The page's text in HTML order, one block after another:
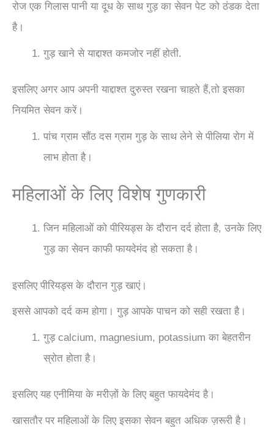
रोज एक गिलास पानी या दूध के साथ गुड़ का सेवन पेट को ठंडक देता
है।
गुड़ खाने से याद्दाश्त कमजोर नहीं होती.
इसलिए अगर आप अपनी याद्दाश्त दुरुस्त रखना चाहते हैं,तो इसका
नियमित सेवन करें।
पांच ग्राम सौंठ दस ग्राम गुड़ के साथ लेने से पीलिया रोग में
लाभ होता है।
महिलाओं के लिए विशेष गुणकारी
जिन महिलाओं को पीरियड्स के दौरान दर्द होता है, उनके लिए
गुड़ का सेवन काफी फायदेमंद हो सकता है।
इसलिए पीरियड्स के दौरान गुड़ खाएं।
इससे आपको दर्द कम होगा। गुड़ आपके पाचन को सही रखता है।
गुड़ calcium, magnesium, potassium का बेहतरीन
स्रोत होता है।
इसलिए यह एनीमिया के मरीज़ों के लिए बहुत फायदेमंद है।
खासतौर पर महिलाओं के लिए इसका सेवन बहुत अधिक ज़रूरी है।